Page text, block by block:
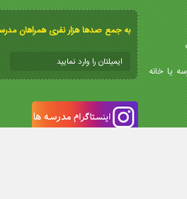
یا خانه
به جمع صدها هزار نفری همراهان